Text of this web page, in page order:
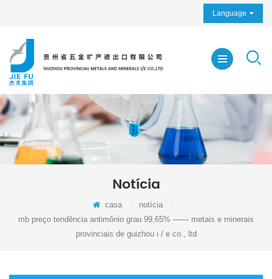
Language
Notícia
casa notícia
mb preço tendência antimônio grau 99,65% —— metais e minerais
provinciais de guizhou i / e co., ltd